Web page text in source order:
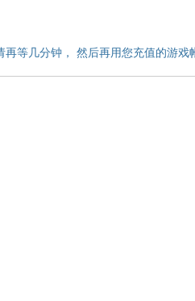
等几分钟， 然后再用您充值的游戏